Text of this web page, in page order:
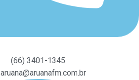
(66) 3401-1345
aruana@aruanafm.com.br